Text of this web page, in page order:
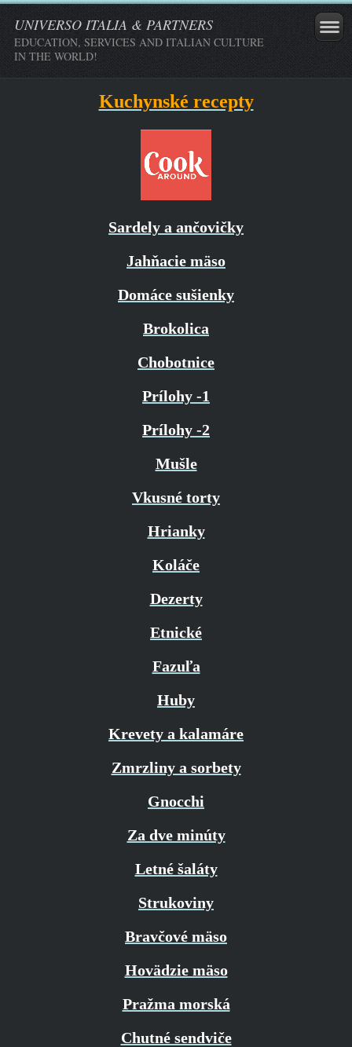
UNIVERSO ITALIA & PARTNERS
EDUCATION, SERVICES AND ITALIAN CULTURE
IN THE WORLD!
Kuchynské recepty
Sardely a ančovičky
Jahňacie mäso
Domáce sušienky
Brokolica
Chobotnice
Prílohy -1
Prílohy -2
Mušle
Vkusné torty
Hrianky
Koláče
Dezerty
Etnické
Fazuľa
Huby
Krevety a kalamáre
Zmrzliny a sorbety
Gnocchi
Za dve minúty
Letné šaláty
Strukoviny
Bravčové mäso
Hovädzie mäso
Pražma morská
Chutné sendviče